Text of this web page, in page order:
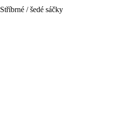
Stříbrné / šedé sáčky